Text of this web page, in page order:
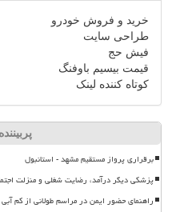
خرید و فروش خودرو
طراحی سایت
فیش حج
قیمت بیسیم باوفنگ
کوتاه کننده لینک
برقراری پرواز مستقیم مشهد - استانبول
پزشکی دیگر درآمد، رضایت شغلی و منزلت
راهنمای حضور ایمن در مراسم طولانی از کم آبی